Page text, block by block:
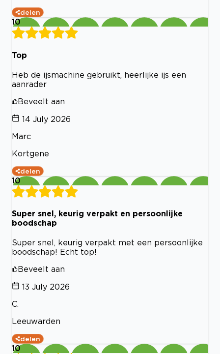
delen
10
Top
Heb de ijsmachine gebruikt, heerlijke ijs een
aanrader
Beveelt aan
14 July 2026
Marc
Kortgene
delen
10
Super snel, keurig verpakt en persoonlijke
boodschap
Super snel, keurig verpakt met een persoonlijke
boodschap! Echt top!
Beveelt aan
13 July 2026
C.
Leeuwarden
delen
10